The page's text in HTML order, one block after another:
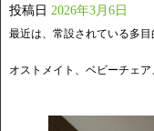
投稿日 2026年3月6日
最近は、常設されている多目
オストメイト、ベビーチェア